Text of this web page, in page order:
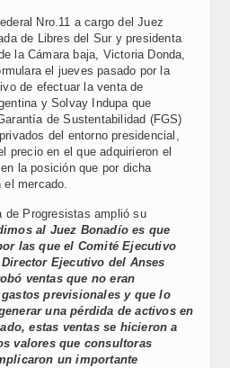
Nro.11 a cargo del Juez
de Libres del Sur y presidenta
la Cámara baja, Victoria Donda,
el jueves pasado por la
de efectuar la venta de
y Solvay Indupa que
de Sustentabilidad (FGS)
del entorno presidencial,
precio en el que adquirieron el
la posición que por dicha
el mercado.
de Progresistas amplió su
al Juez Bonadío es que
las que el Comité Ejecutivo
Ejecutivo del Anses
ventas que no eran
previsionales y que lo
una pérdida de activos en
estas ventas se hicieron a
valores que consultoras
un importante